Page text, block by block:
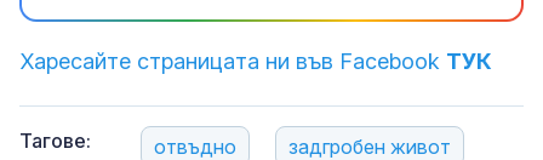
Харесайте страницата ни във Facebook ТУК
Тагове: отвъдно задгробен живот